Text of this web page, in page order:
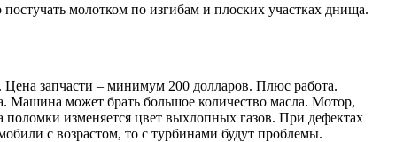
молотком по изгибам и плоских участках днища.
запчасти – минимум 200 долларов. Плюс работа.
Машина может брать большое количество масла. Мотор,
изменяется цвет выхлопных газов. При дефектах
с возрастом, то с турбинами будут проблемы.